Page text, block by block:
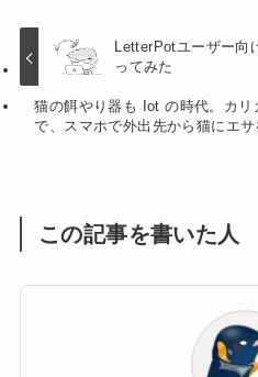
LetterPotユーザー向
ってみた
猫の餌やり器も Iot の時代。カリ
で、スマホで外出先から猫にエサ
この記事を書いた人